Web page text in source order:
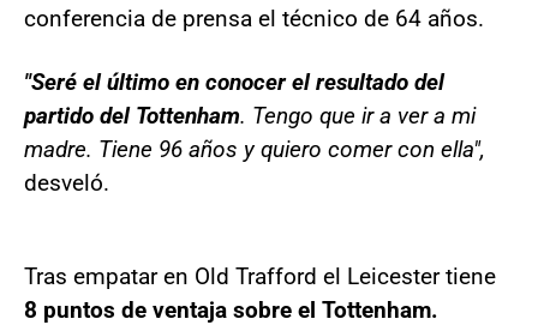
conferencia de prensa el técnico de 64 años.
"Seré el último en conocer el resultado del
partido del Tottenham. Tengo que ir a ver a mi
madre. Tiene 96 años y quiero comer con ella",
desveló.
Tras empatar en Old Trafford el Leicester tiene
8 puntos de ventaja sobre el Tottenham.